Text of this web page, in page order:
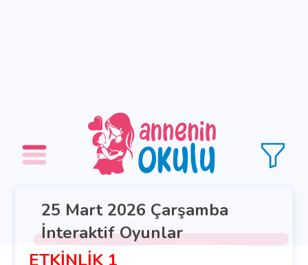
25 Mart 2026 Çarşamba
İnteraktif Oyunlar
ETKİNLİK 1